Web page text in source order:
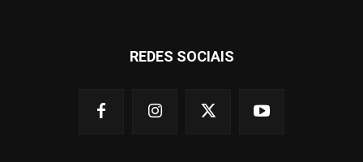
REDES SOCIAIS